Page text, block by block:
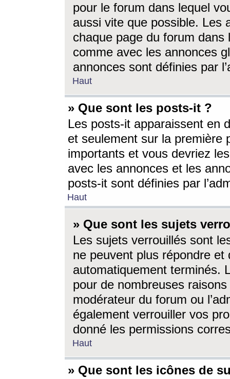
pour le forum dans lequel
aussi vite que possible. Les
chaque page du forum dans
comme avec les annonces
annonces sont définies par
Haut
» Que sont les posts-it ?
Les posts-it apparaissent en
et seulement sur la première
importants et vous devriez
avec les annonces et les
posts-it sont définies par
Haut
» Que sont les sujets
Les sujets verrouillés sont
ne peuvent plus répondre
automatiquement terminés.
pour de nombreuses
modérateur du forum ou
également verrouiller vos
donné les permissions
Haut
» Que sont les icônes de